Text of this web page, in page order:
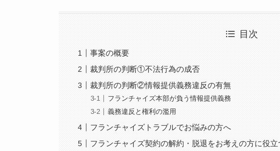
目次
事案の概要
裁判所の判断①不法行為の成否
裁判所の判断②情報提供義務違反の有無
フランチャイズ本部が負う情報提供義務
義務違反と権利の濫用
フランチャイズトラブルでお悩みの方へ
フランチャイズ契約の解約・脱退をお考えの方に役立